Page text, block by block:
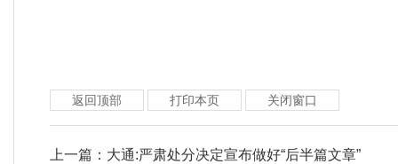
返回顶部 打印本页 关闭窗口
上一篇： 大通:严肃处分决定宣布做好“后半篇文章”